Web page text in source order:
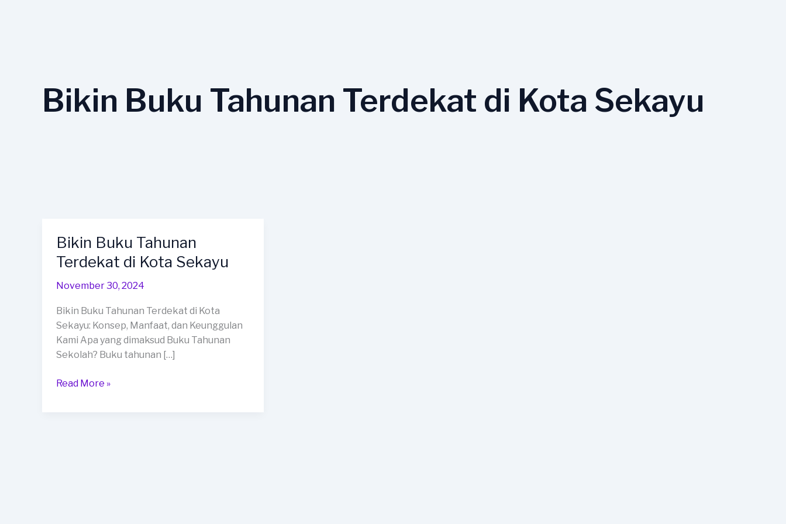
Bikin Buku Tahunan Terdekat di Kota Sekayu
Bikin Buku Tahunan
Terdekat di Kota Sekayu
November 30, 2024
Bikin Buku Tahunan Terdekat di Kota
Sekayu: Konsep, Manfaat, dan Keunggulan
Kami Apa yang dimaksud Buku Tahunan
Sekolah? Buku tahunan […]
Bikin
Buku
Tahunan
Terdekat
Kota
Sekayu
Read More »